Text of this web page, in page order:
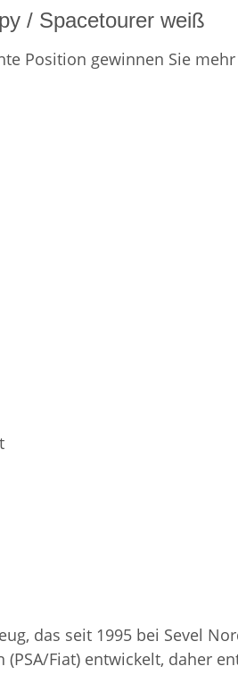
/ Spacetourer weiß
Position gewinnen Sie
das seit 1995 bei Sevel
Fiat) entwickelt, daher